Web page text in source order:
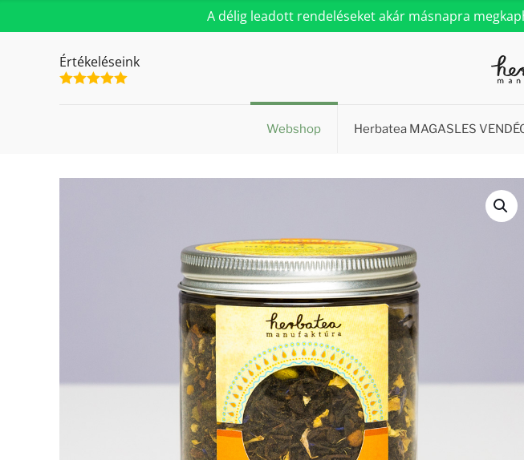
A délig leadott rendeléseket akár másnapra
Értékeléseink
Webshop Herbatea MAGASLES